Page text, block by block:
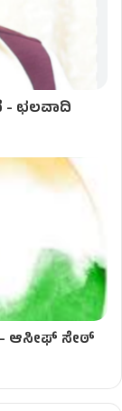
- ಛಲವಾದಿ
ಆಸೀಫ್ ಸೇಠ್